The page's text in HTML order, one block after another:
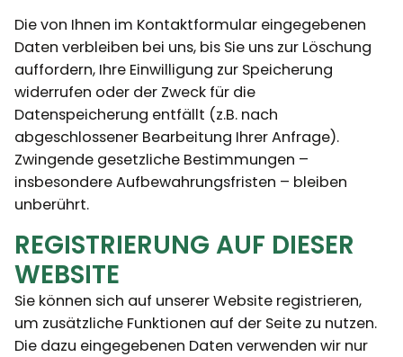
Die von Ihnen im Kontaktformular eingegebenen
Daten verbleiben bei uns, bis Sie uns zur Löschung
auffordern, Ihre Einwilligung zur Speicherung
widerrufen oder der Zweck für die
Datenspeicherung entfällt (z.B. nach
abgeschlossener Bearbeitung Ihrer Anfrage).
Zwingende gesetzliche Bestimmungen –
insbesondere Aufbewahrungsfristen – bleiben
unberührt.
REGISTRIERUNG AUF DIESER
WEBSITE
Sie können sich auf unserer Website registrieren,
um zusätzliche Funktionen auf der Seite zu nutzen.
Die dazu eingegebenen Daten verwenden wir nur